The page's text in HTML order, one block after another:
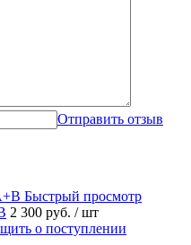
Отправить отзыв
Быстрый просмотр
2 300 руб. / шт
о поступлении